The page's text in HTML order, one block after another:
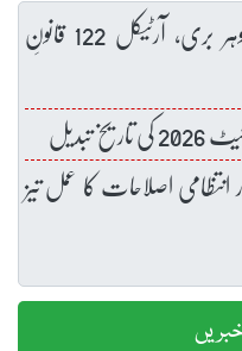
بیوی کے قتل کیس میں شوہر بری، آرٹیکل 122 قانونِ
اصلاحات کا عمل تیز